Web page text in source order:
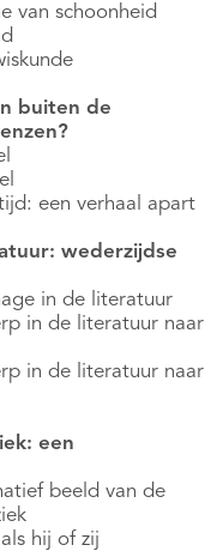
van schoonheid
buiten de
een verhaal apart
wederzijdse
in de literatuur
in de literatuur naar
in de literatuur naar
een
beeld van de
hij of zij